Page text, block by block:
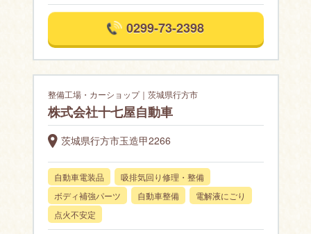
0299-73-2398
整備工場・カーショップ｜茨城県行方市
株式会社十七屋自動車
茨城県行方市玉造甲2266
自動車電装品
吸排気回り修理・整備
ボディ補強パーツ
自動車整備
電解液にごり
点火不安定